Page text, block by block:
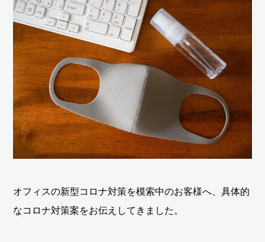
オフィスの新型コロナ対策を模索中のお客様へ、具体的
なコロナ対策案をお伝えしてきました。